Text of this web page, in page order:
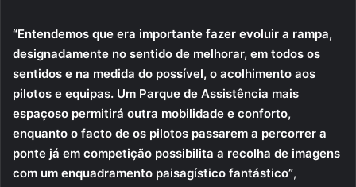
“Entendemos que era importante fazer evoluir a rampa,
designadamente no sentido de melhorar, em todos os
sentidos e na medida do possível, o acolhimento aos
pilotos e equipas. Um Parque de Assistência mais
espaçoso permitirá outra mobilidade e conforto,
enquanto o facto de os pilotos passarem a percorrer a
ponte já em competição possibilita a recolha de imagens
com um enquadramento paisagístico fantástico”,